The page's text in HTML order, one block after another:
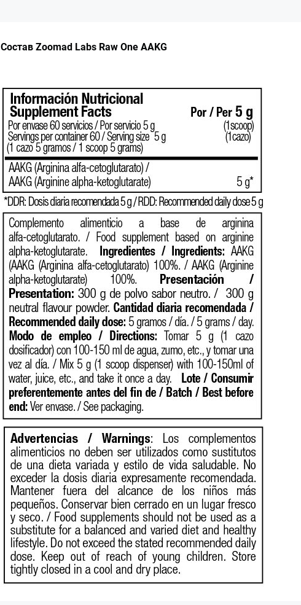
Состав Zoomad Labs Raw One AAKG